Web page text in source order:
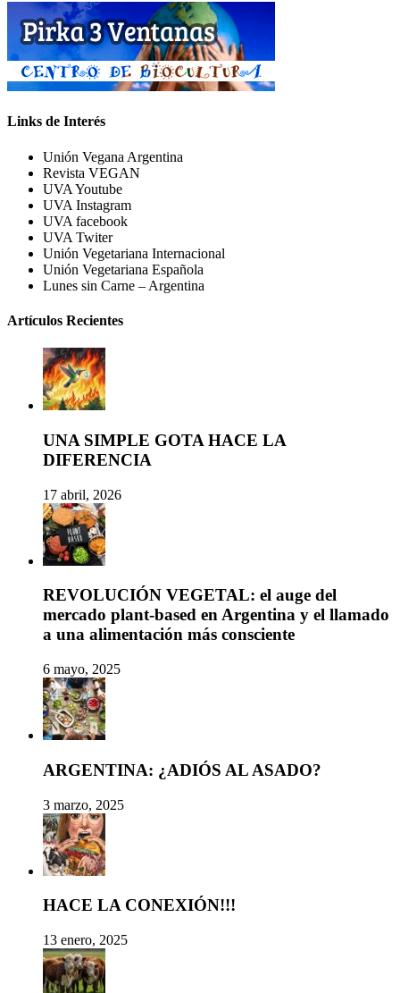
Links de Interés
Unión Vegana Argentina
Revista VEGAN
UVA Youtube
UVA Instagram
UVA facebook
UVA Twiter
Unión Vegetariana Internacional
Unión Vegetariana Española
Lunes sin Carne – Argentina
Artículos Recientes
UNA SIMPLE GOTA HACE LA
DIFERENCIA
17 abril, 2026
REVOLUCIÓN VEGETAL: el auge del
mercado plant-based en Argentina y el llamado
a una alimentación más consciente
6 mayo, 2025
ARGENTINA: ¿ADIÓS AL ASADO?
3 marzo, 2025
HACE LA CONEXIÓN!!!
13 enero, 2025